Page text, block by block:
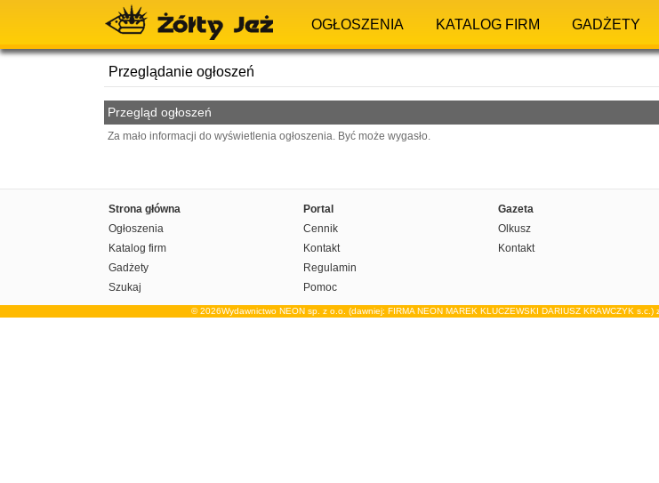
OGŁOSZENIA KATALOG FIRM GADŻETY
Przeglądanie ogłoszeń
Przegląd ogłoszeń
Za mało informacji do wyświetlenia ogłoszenia. Być może wygasło.
Strona główna
Ogłoszenia
Katalog firm
Gadżety
Szukaj
Portal
Cennik
Kontakt
Regulamin
Pomoc
Gazeta
Olkusz
Kontakt
© 2026Wydawnictwo NEON sp. z o.o. (dawniej: FIRMA NEON MAREK KLUCZEWSKI DARIUSZ KRAWCZYK